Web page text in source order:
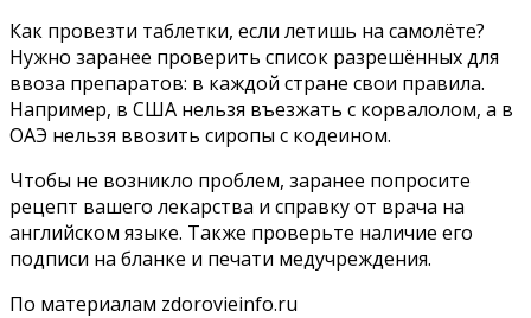
Как провезти таблетки, если летишь на самолёте?
Нужно заранее проверить список разрешённых для
ввоза препаратов: в каждой стране свои правила.
Например, в США нельзя въезжать с корвалолом, а в
ОАЭ нельзя ввозить сиропы с кодеином.
Чтобы не возникло проблем, заранее попросите
рецепт вашего лекарства и справку от врача на
английском языке. Также проверьте наличие его
подписи на бланке и печати медучреждения.
По материалам zdorovieinfo.ru